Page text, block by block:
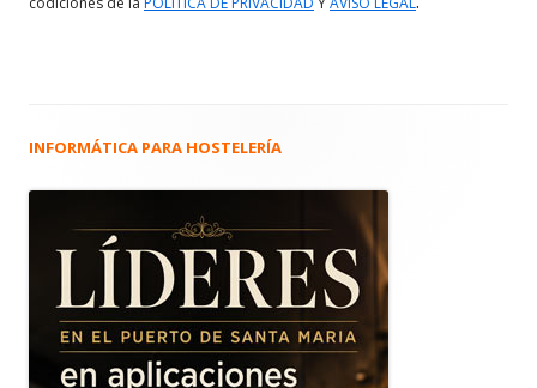
Barra
principal
INFORMÁTICA PARA HOSTELERÍA